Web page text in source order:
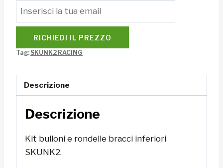
RICHIEDI IL PREZZO
Tag: SKUNK2 RACING
Descrizione
Descrizione
Kit bulloni e rondelle bracci inferiori
SKUNK2.